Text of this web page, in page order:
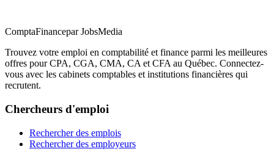
ComptaFinancepar JobsMedia
Trouvez votre emploi en comptabilité et finance parmi les meilleures
offres pour CPA, CGA, CMA, CA et CFA au Québec. Connectez-
vous avec les cabinets comptables et institutions financières qui
recrutent.
Chercheurs d'emploi
Rechercher des emplois
Rechercher des employeurs